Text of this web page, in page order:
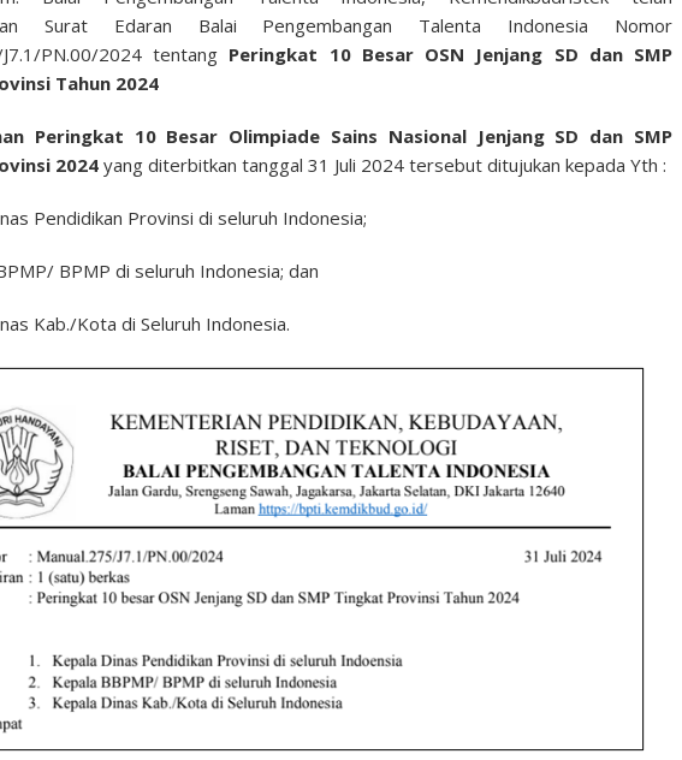
Surat Edaran Balai Pengembangan Talenta Indonesia Nomor
J7.1/PN.00/2024 tentang Peringkat 10 Besar OSN Jenjang SD dan SMP
Tahun 2024
Peringkat 10 Besar Olimpiade Sains Nasional Jenjang SD dan SMP
2024yang diterbitkan tanggal 31 Juli 2024 tersebut ditujukan kepada Yth :
Pendidikan Provinsi di seluruh Indonesia;
BPMP di seluruh Indonesia; dan
Kab./Kota di Seluruh Indonesia.